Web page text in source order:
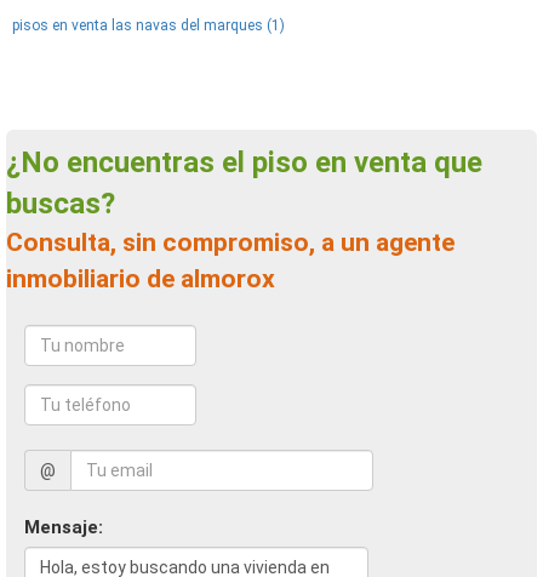
pisos en venta las navas del marques (1)
¿No encuentras el piso en venta que
buscas?
Consulta, sin compromiso, a un agente
inmobiliario de almorox
@
Mensaje: